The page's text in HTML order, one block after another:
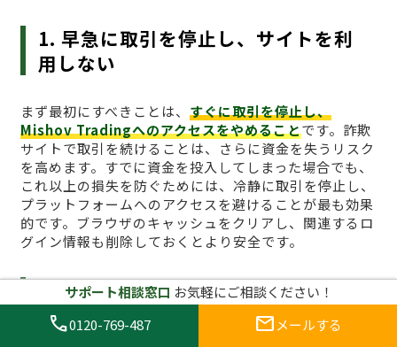
1. 早急に取引を停止し、サイトを利
用しない
まず最初にすべきことは、 すぐに取引を停止し、
Mishov Tradingへのアクセスをやめることです。詐欺
サイトで取引を続けることは、さらに資金を失うリスク
を高めます。すでに資金を投入してしまった場合でも、
これ以上の損失を防ぐためには、冷静に取引を停止し、
プラットフォームへのアクセスを避けることが最も効果
的です。ブラウザのキャッシュをクリアし、関連するロ
グイン情報も削除しておくとより安全です。
2. 証拠を集める
詐欺に遭った場合、 証拠を集めることが非常に重要
サポート相談窓口 お気軽にご相談ください！
call0120-769-487 mail メールする